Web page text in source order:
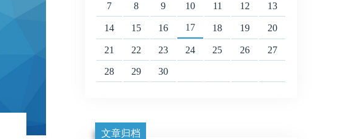
7 8 9 10 11 12 13
14 15 16 17 18 19 20
21 22 23 24 25 26 27
28 29 30
文章归档